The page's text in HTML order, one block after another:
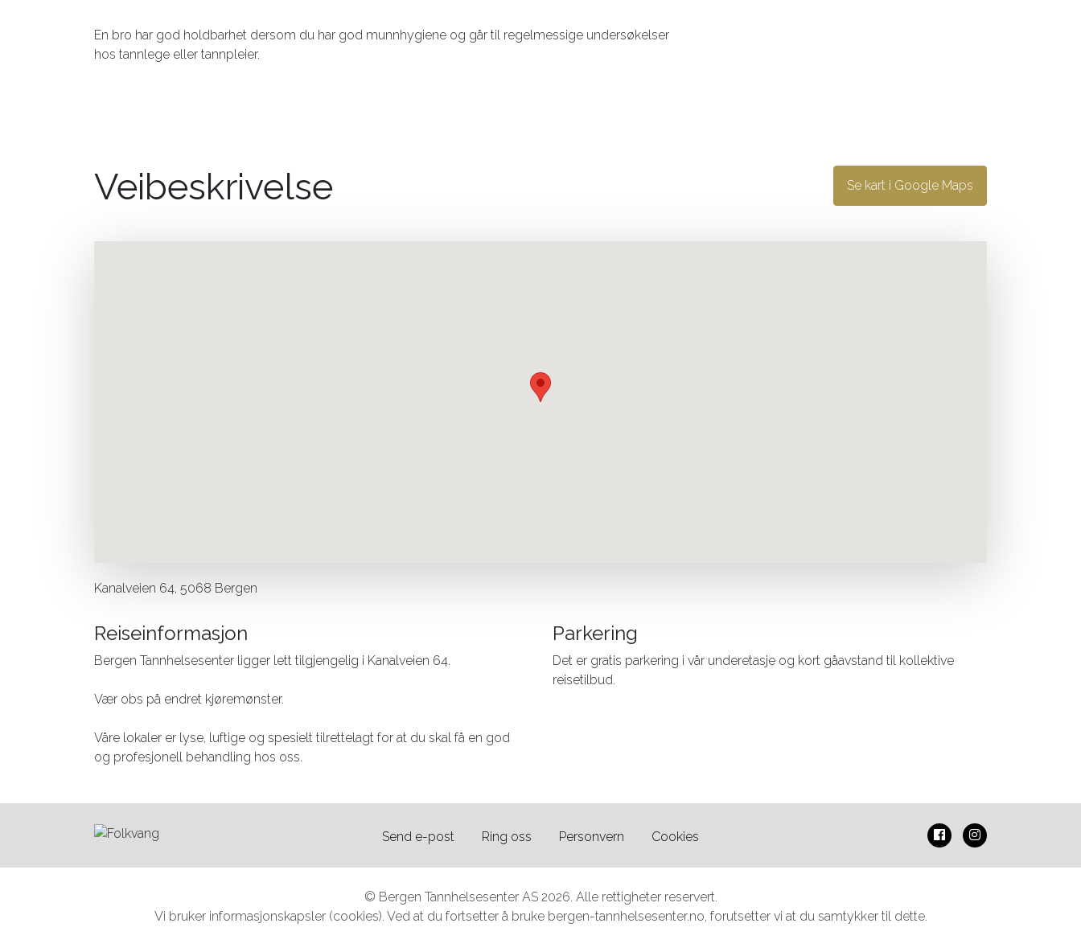
En bro har god holdbarhet dersom du har god munnhygiene og går til regelmessige undersøkelser
hos tannlege eller tannpleier.
Se kart i Google Maps
Veibeskrivelse
Kanalveien 64, 5068 Bergen
Reiseinformasjon
Bergen Tannhelsesenter ligger lett tilgjengelig i Kanalveien 64.
Vær obs på endret kjøremønster.
Våre lokaler er lyse, luftige og spesielt tilrettelagt for at du skal få en god
og profesjonell behandling hos oss.
Parkering
Det er gratis parkering i vår underetasje og kort gåavstand til kollektive
reisetilbud.
Send e-post Ring oss Personvern Cookies
© Bergen Tannhelsesenter AS 2026. Alle rettigheter reservert.
Vi bruker informasjonskapsler (cookies). Ved at du fortsetter å bruke bergen-tannhelsesenter.no, forutsetter vi at du samtykker til dette.